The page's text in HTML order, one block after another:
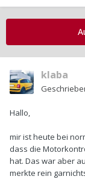
klaba
Hallo,
mir ist heute bei
dass die
hat. Das war aber
merkte rein